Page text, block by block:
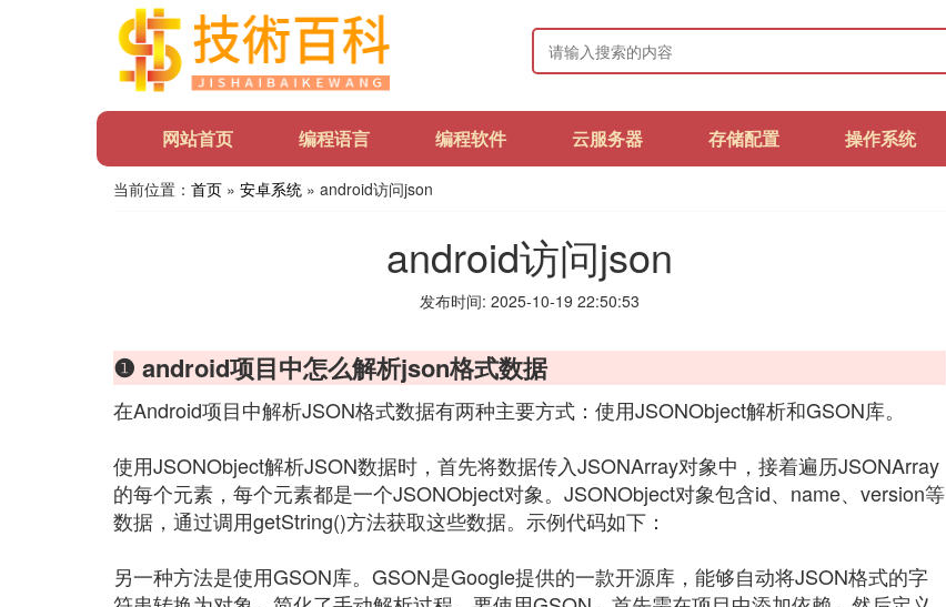
网站首页 编程语言 编程软件 云服务器 存储配置 操作系统
当前位置： 首页 » 安卓系统 » android访问json
android访问json
发布时间: 2025-10-19 22:50:53
❶ android项目中怎么解析json格式数据
在Android项目中解析JSON格式数据有两种主要方式：使用JSONObject解析和GSON库。
使用JSONObject解析JSON数据时，首先将数据传入JSONArray对象中，接着遍历JSONArray
的每个元素，每个元素都是一个JSONObject对象。JSONObject对象包含id、name、version等
数据，通过调用getString()方法获取这些数据。示例代码如下：
另一种方法是使用GSON库。GSON是Google提供的一款开源库，能够自动将JSON格式的字